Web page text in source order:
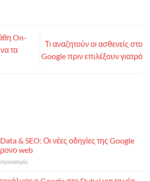
On-
τα
Τι αναζητούν οι ασθενείς στο
Google πριν επιλέξουν γιατρό
& SEO: Οι νέες οδηγίες της Google
web
σχολιασμόςστο